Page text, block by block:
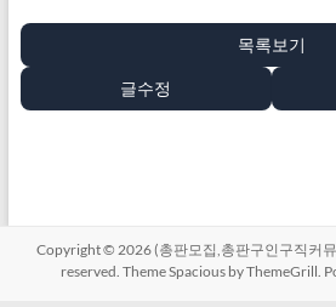
목록보기
글수정
Copyright © 2026(총판모집,총판구인구직커
reserved. ThemeSpacious by ThemeGrill.